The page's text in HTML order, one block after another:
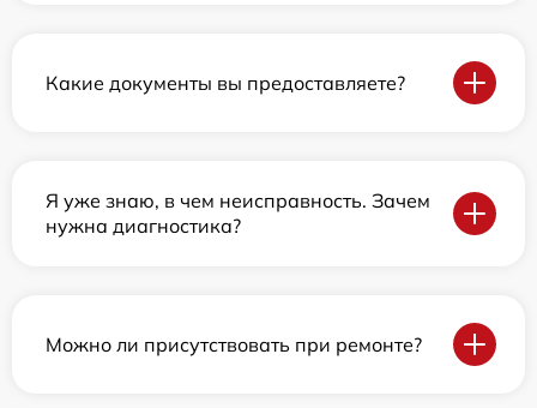
Какие документы вы предоставляете?
Я уже знаю, в чем неисправность. Зачем
нужна диагностика?
Можно ли присутствовать при ремонте?